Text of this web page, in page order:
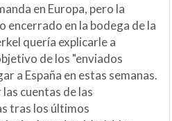
en Europa, pero la
encerrado en la bodega de la
quería explicarle a
de los "enviados
a España en estas semanas.
cuentas de las
tras los últimos